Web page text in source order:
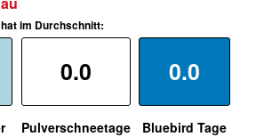
im Durchschnitt:
0.0
Pulverschneetage
0.0
Bluebird Tage